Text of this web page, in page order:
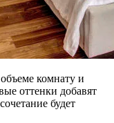
комнату и
оттенки добавят
будет